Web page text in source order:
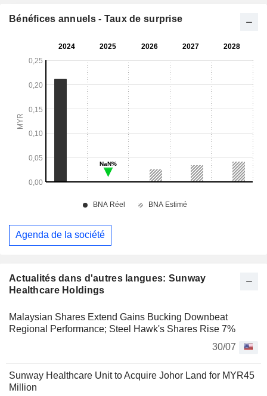
Actualités dans d'autres langues: Sunway
Healthcare Holdings
Malaysian Shares Extend Gains Bucking Downbeat
Regional Performance; Steel Hawk's Shares Rise 7%
30/07
Sunway Healthcare Unit to Acquire Johor Land for MYR45
Million
Bénéfices annuels - Taux de surprise
Agenda de la société